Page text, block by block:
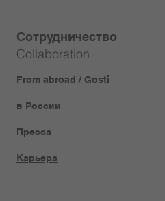
Сотрудничество
Collaboration
From abroad / Gosti
в России
Пресса
Карьера